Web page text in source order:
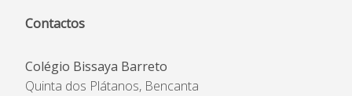
Contactos
Colégio Bissaya Barreto
Quinta dos Plátanos, Bencanta